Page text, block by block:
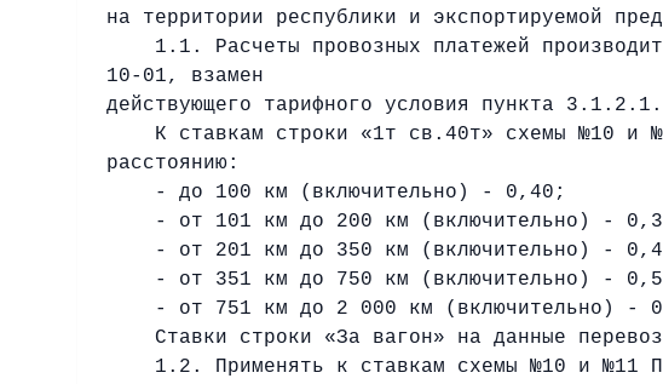
на территории республики и экспортируемой
1.1. Расчеты провозных платежей
10-01, взамен
действующего тарифного условия пункта
К ставкам строки «1т св.40т» схемы №10 и
расстоянию:
- до 100 км (включительно) - 0,40;
- от 101 км до 200 км (включительно) -
- от 201 км до 350 км (включительно) -
- от 351 км до 750 км (включительно) -
- от 751 км до 2 000 км (включительно) -
Ставки строки «За вагон» на данные
1.2. Применять к ставкам схемы №10 и №11